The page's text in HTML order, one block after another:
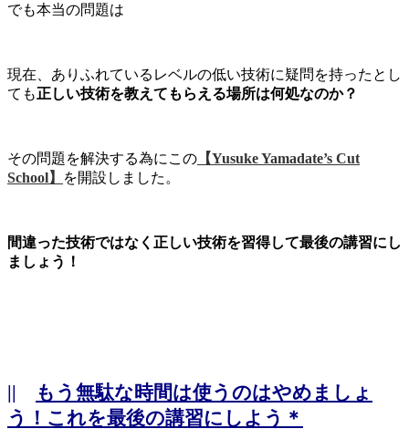
でも本当の問題は
現在、ありふれているレベルの低い技術に疑問を持ったとし
ても正しい技術を教えてもらえる場所は何処なのか？
その問題を解決する為にこの 【Yusuke Yamadate’s Cut
School】
を開設しました。
間違った技術ではなく正しい技術を習得して最後の講習にし
ましょう！
||
もう無駄な時間は使うのはやめましょ
う！これを最後の講習にしよう＊